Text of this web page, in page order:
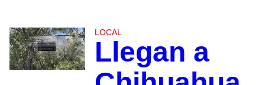
LOCAL
Llegan a